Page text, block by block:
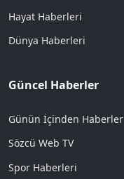
Hayat Haberleri
Dünya Haberleri
Güncel Haberler
Günün İçinden Haberler
Sözcü Web TV
Spor Haberleri